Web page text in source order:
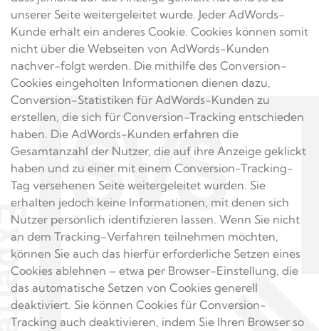
unserer Seite weitergeleitet wurde. Jeder AdWords-
Kunde erhält ein anderes Cookie. Cookies können somit
nicht über die Webseiten von AdWords-Kunden
nachver-folgt werden. Die mithilfe des Conversion-
Cookies eingeholten Informationen dienen dazu,
Conversion-Statistiken für AdWords-Kunden zu
erstellen, die sich für Conversion-Tracking entschieden
haben. Die AdWords-Kunden erfahren die
Gesamtanzahl der Nutzer, die auf ihre Anzeige geklickt
haben und zu einer mit einem Conversion-Tracking-
Tag versehenen Seite weitergeleitet wurden. Sie
erhalten jedoch keine Informationen, mit denen sich
Nutzer persönlich identifizieren lassen. Wenn Sie nicht
an dem Tracking-Verfahren teilnehmen möchten,
können Sie auch das hierfür erforderliche Setzen eines
Cookies ablehnen – etwa per Browser-Einstellung, die
das automatische Setzen von Cookies generell
deaktiviert. Sie können Cookies für Conversion-
Tracking auch deaktivieren, indem Sie Ihren Browser so